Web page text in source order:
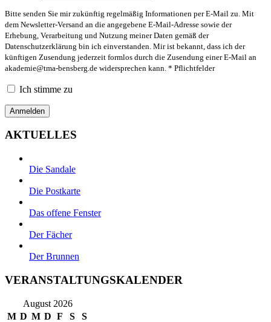
Bitte senden Sie mir zukünftig regelmäßig Informationen per E-Mail zu. Mit
dem Newsletter-Versand an die angegebene E-Mail-Adresse sowie der
Erhebung, Verarbeitung und Nutzung meiner Daten gemäß der
Datenschutzerklärung bin ich einverstanden. Mir ist bekannt, dass ich der
künftigen Zusendung jederzeit formlos durch die Zusendung einer E-Mail an
akademie@tma-bensberg.de widersprechen kann. * Pflichtfelder
Ich stimme zu
AKTUELLES
Die Sandale
Die Postkarte
Das offene Fenster
Der Fächer
Der Brunnen
VERANSTALTUNGSKALENDER
August 2026
M D M D F S S